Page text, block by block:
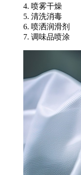
4. 喷雾干燥
5. 清洗消毒
6. 喷洒润滑剂
7. 调味品喷涂